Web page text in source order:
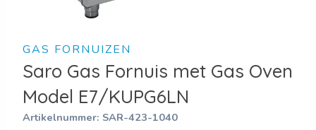
GAS FORNUIZEN
Saro Gas Fornuis met Gas Oven
Model E7/KUPG6LN
Artikelnummer: SAR-423-1040